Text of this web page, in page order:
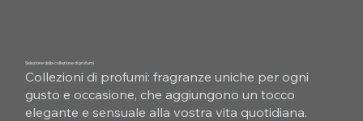
Selezione della collezione di profumi
Collezioni di profumi: fragranze uniche per ogni
gusto e occasione, che aggiungono un tocco
elegante e sensuale alla vostra vita quotidiana.